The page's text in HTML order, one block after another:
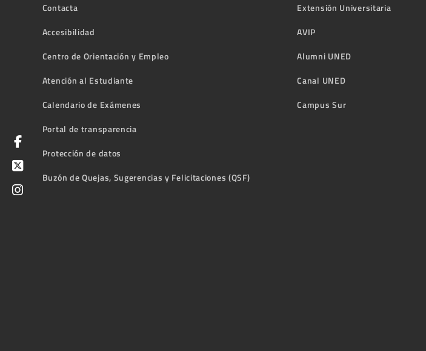
Contacta
Accesibilidad
Centro de Orientación y Empleo
Atención al Estudiante
Calendario de Exámenes
Portal de transparencia
Protección de datos
Buzón de Quejas, Sugerencias y Felicitaciones (QSF)
Extensión Universitaria
AVIP
Alumni UNED
Canal UNED
Campus Sur